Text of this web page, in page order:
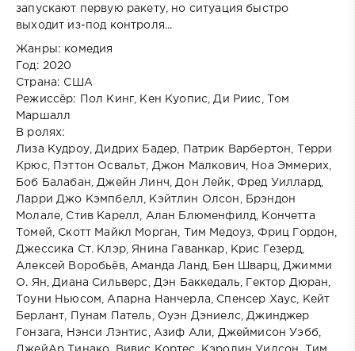
запускают первую ракету, но ситуация быстро
выходит из-под контроля...
Жанры: комедия
Год: 2020
Страна: США
Режиссёр: Пол Кинг, Кен Куопис, Ди Риис, Том
Маршалл
В ролях:
Лиза Кудроу, Дидрих Бадер, Патрик Варбертон, Терри
Крюс, Пэттон Освальт, Джон Малкович, Ноа Эммерих,
Боб Балабан, Джейн Линч, Дон Лейк, Фред Уиллард,
Ларри Джо Кэмпбелл, Кэйтлин Олсон, Брэндон
Молале, Стив Карелл, Алан Блюменфилд, Кончетта
Томей, Скотт Майкл Морган, Тим Медоуз, Фриц Гордон,
Джессика Ст. Клэр, Янина Гаванкар, Крис Гезерд,
Алексей Воробьёв, Аманда Ланд, Бен Шварц, Джимми
О. Ян, Диана Сильверс, Дэн Баккедаль, Гектор Дюран,
Тоуни Ньюсом, Апарна Нанчерла, Спенсер Хаус, Кейт
Берлант, Пунам Патель, Оуэн Дэниелс, Джинджер
Гонзага, Нэнси Лэнтис, Азиф Али, Джеймисон Уэбб,